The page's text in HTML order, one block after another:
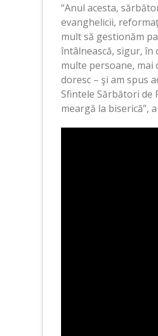
“Anul acesta,
evanghelicii,
mult să gestionăm
întâlnească, sigur, în
multe persoane, mai
doresc – şi am spus
Sfintele Sărbători de
meargă la biserică”,